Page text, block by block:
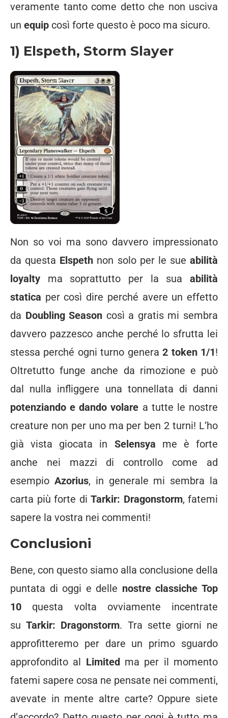
veramente tanto come detto che non usciva
un equip così forte questo è poco ma sicuro.
1) Elspeth, Storm Slayer
Non so voi ma sono davvero impressionato
da questa Elspeth non solo per le sue abilità
loyalty ma soprattutto per la sua abilità
statica per così dire perché avere un effetto
da Doubling Season così a gratis mi sembra
davvero pazzesco anche perché lo sfrutta lei
stessa perché ogni turno genera2 token 1/1!
Oltretutto funge anche da rimozione e può
dal nulla infliggere una tonnellata di danni
potenziando e dando volare a tutte le nostre
creature non per uno ma per ben 2 turni! L’ho
già vista giocata in Selensya me è forte
anche nei mazzi di controllo come ad
esempio Azorius, in generale mi sembra la
carta più forte di Tarkir: Dragonstorm, fatemi
sapere la vostra nei commenti!
Conclusioni
Bene, con questo siamo alla conclusione della
puntata di oggi e delle nostre classiche Top
10 questa volta ovviamente incentrate
suTarkir: Dragonstorm. Tra sette giorni ne
approfitteremo per dare un primo sguardo
approfondito al Limitedma per il momento
fatemi sapere cosa ne pensate nei commenti,
avevate in mente altre carte? Oppure siete